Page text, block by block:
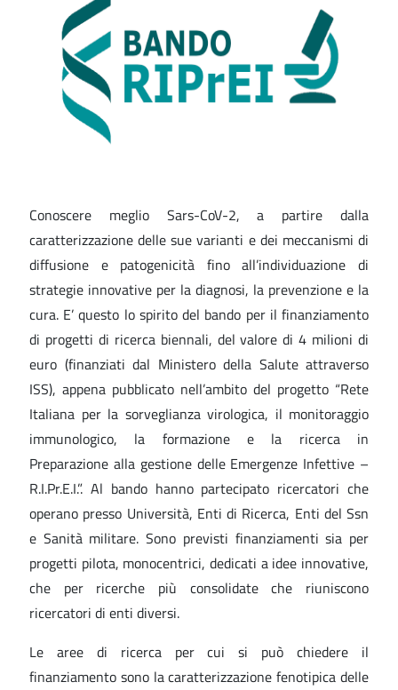
Conoscere meglio Sars-CoV-2, a partire dalla
caratterizzazione delle sue varianti e dei meccanismi di
diffusione e patogenicità fino all’individuazione di
strategie innovative per la diagnosi, la prevenzione e la
cura. E’ questo lo spirito del bando per il finanziamento
di progetti di ricerca biennali, del valore di 4 milioni di
euro (finanziati dal Ministero della Salute attraverso
ISS), appena pubblicato nell’ambito del progetto “Rete
Italiana per la sorveglianza virologica, il monitoraggio
immunologico, la formazione e la ricerca in
Preparazione alla gestione delle Emergenze Infettive –
R.I.Pr.E.I.”. Al bando hanno partecipato ricercatori che
operano presso Università, Enti di Ricerca, Enti del Ssn
e Sanità militare. Sono previsti finanziamenti sia per
progetti pilota, monocentrici, dedicati a idee innovative,
che per ricerche più consolidate che riuniscono
ricercatori di enti diversi.
Le aree di ricerca per cui si può chiedere il
finanziamento sono la caratterizzazione fenotipica delle